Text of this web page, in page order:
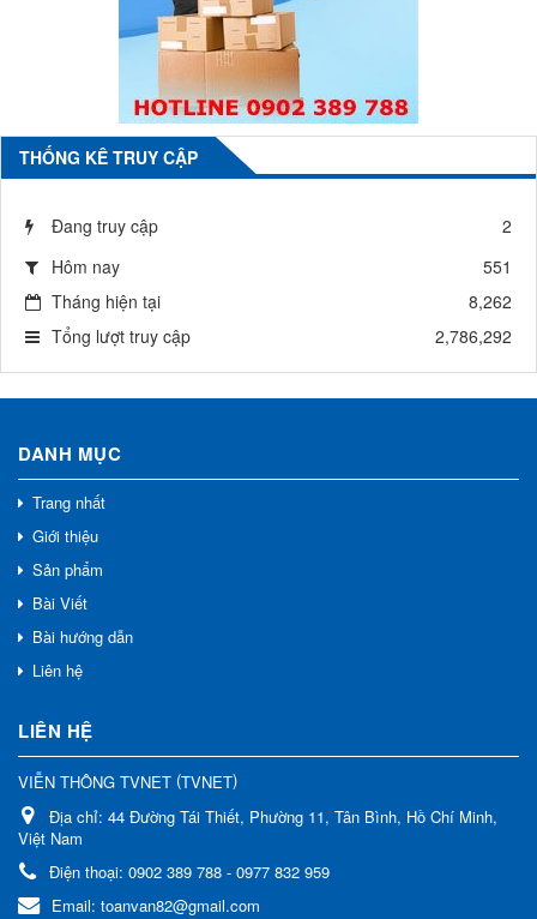
THỐNG KÊ TRUY CẬP
Đang truy cập
2
Hôm nay
551
Tháng hiện tại
8,262
Tổng lượt truy cập
2,786,292
DANH MỤC
Trang nhất
Giới thiệu
Sản phẩm
Bài Viết
Bài hướng dẫn
Liên hệ
LIÊN HỆ
VIỄN THÔNG TVNET (TVNET)
Địa chỉ: 44 Đường Tái Thiết, Phường 11, Tân Bình, Hồ Chí Minh,
Việt Nam
Điện thoại: 0902 389 788 - 0977 832 959
Email: toanvan82@gmail.com